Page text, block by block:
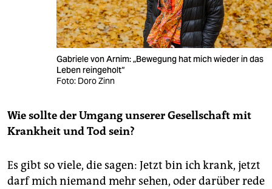
Gabriele von Arnim: „Bewegung hat mich wieder in das
Leben reingeholt“
Foto: Doro Zinn
Wie sollte der Umgang unserer Gesellschaft mit
Krankheit und Tod sein?
Es gibt so viele, die sagen: Jetzt bin ich krank, jetzt
darf mich niemand mehr sehen, oder darüber rede